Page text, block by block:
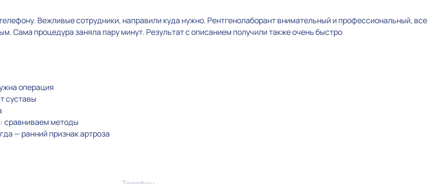
Вежливые сотрудники, направили куда нужно. Рентгенолаборант внимательный и профессиональный, все
Сама процедура заняла пару минут. Результат с описанием получили также очень быстро
операция
суставы
сравниваем методы
— ранний признак артроза